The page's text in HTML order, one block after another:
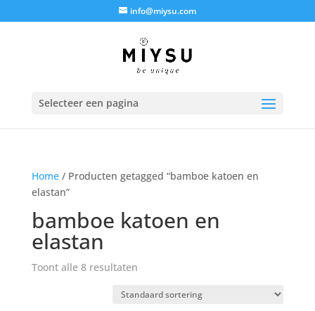
info@miysu.com
Selecteer een pagina
Home/ Producten getagged “bamboe katoen en
elastan”
bamboe katoen en
elastan
Toont alle 8 resultaten